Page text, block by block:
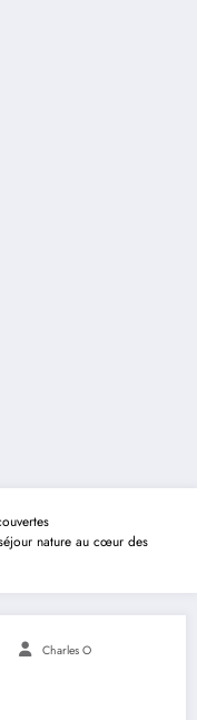
nature au cœur des
Charles O